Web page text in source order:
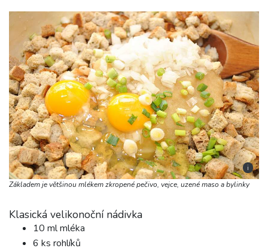
i
Základem je většinou mlékem zkropené pečivo, vejce, uzené maso a bylinky
Klasická velikonoční nádivka
10 ml mléka
6 ks rohlíků